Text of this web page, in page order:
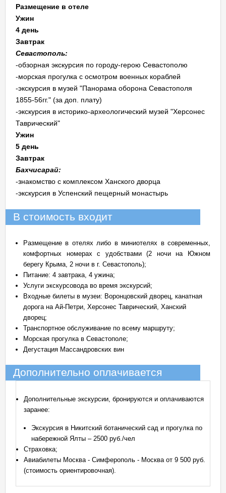
Размещение в отеле
Ужин
4 день
Завтрак
Севастополь:
-обзорная экскурсия по городу-герою Севастополю
-морская прогулка с осмотром военных кораблей
-экскурсия в музей "Панорама оборона Севастополя
1855-56гг." (за доп. плату)
-экскурсия в историко-археологический музей "Херсонес
Таврический"
Ужин
5 день
Завтрак
Бахчисарай:
-знакомство с комплексом Ханского дворца
-экскурсия в Успенский пещерный монастырь
В стоимость входит
Размещение в отелях либо в миниотелях в современных,
комфортных номерах с удобствами (2 ночи на Южном
берегу Крыма, 2 ночи в г. Севастополь);
Питание: 4 завтрака, 4 ужина;
Услуги экскурсовода во время экскурсий;
Входные билеты в музеи: Воронцовский дворец, канатная
дорога на Ай-Петри, Херсонес Таврический, Ханский
дворец;
Транспортное обслуживание по всему маршруту;
Морская прогулка в Севастополе;
Дегустация Массандровских вин
Дополнительно оплачивается
Дополнительные экскурсии, бронируются и оплачиваются
заранее:
Экскурсия в Никитский ботанический сад и прогулка по
набережной Ялты – 2500 руб./чел
Страховка;
Авиабилеты Москва - Симферополь - Москва от 9 500 руб.
(стоимость ориентировочная).